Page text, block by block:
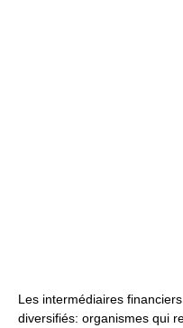
Les intermédiaires
diversifiés: organismes qui